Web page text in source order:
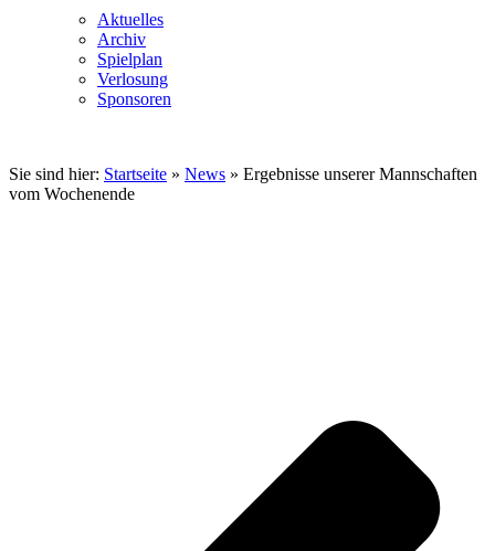
Aktuelles
Archiv
Spielplan
Verlosung
Sponsoren
Sie sind hier: Startseite » News » Ergebnisse unserer Mannschaften
vom Wochenende